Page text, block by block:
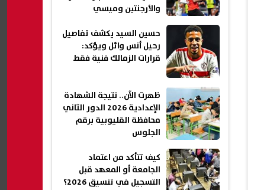
والأرجنتين وميسي
حسين السيد يكشف تفاصيل
رحيل أنس وائل ويؤكد:
قرارات الزمالك فنية فقط
ظهرت الآن.. نتيجة الشهادة
الإعدادية 2026 الدور الثاني
محافظة القليوبية برقم
الجلوس
كيف تتأكد من اعتماد
الجامعة أو المعهد قبل
التسجيل في تنسيق 2026؟